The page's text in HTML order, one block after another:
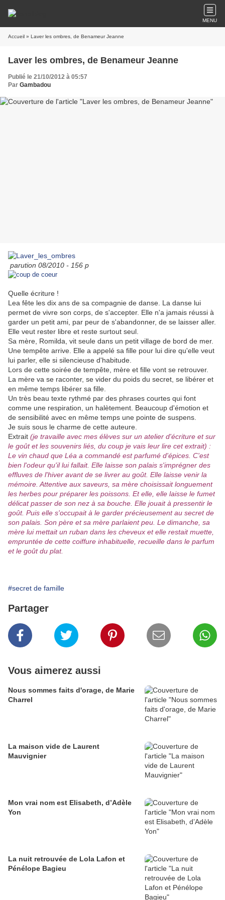
MENU
Accueil » Laver les ombres, de Benameur Jeanne
Laver les ombres, de Benameur Jeanne
Publié le 21/10/2012 à 05:57
Par Gambadou
parution 08/2010 - 156 p
Quelle écriture !
Lea fête les dix ans de sa compagnie de danse. La danse lui
permet de vivre son corps, de s'accepter. Elle n'a jamais réussi à
garder un petit ami, par peur de s'abandonner, de se laisser aller.
Elle veut rester libre et reste surtout seul.
Sa mère, Romilda, vit seule dans un petit village de bord de mer.
Une tempête arrive. Elle a appelé sa fille pour lui dire qu'elle veut
lui parler, elle si silencieuse d'habitude.
Lors de cette soirée de tempête, mère et fille vont se retrouver.
La mère va se raconter, se vider du poids du secret, se libérer et
en même temps libérer sa fille.
Un très beau texte rythmé par des phrases courtes qui font
comme une respiration, un halètement. Beaucoup d'émotion et
de sensibilité avec en même temps une pointe de suspens.
Je suis sous le charme de cette auteure.
Extrait (je travaille avec mes élèves sur un atelier d'écriture et sur
le goût et les souvenirs liés, du coup je vais leur lire cet extrait) :
Le vin chaud que Léa a commandé est parfumé d'épices. C'est
bien l'odeur qu'il lui fallait. Elle laisse son palais s'imprégner des
effluves de l'hiver avant de se livrer au goût. Elle laisse venir la
mémoire. Attentive aux saveurs, sa mère choisissait longuement
les herbes pour préparer les poissons. Et elle, elle laisse le fumet
délicat passer de son nez à sa bouche. Elle jouait à pressentir le
goût. Puis elle s'occupait à le garder précieusement au secret de
son palais. Son père et sa mère parlaient peu. Le dimanche, sa
mère lui mettait un ruban dans les cheveux et elle restait muette,
empruntée de cette coiffure inhabituelle, recueille dans le parfum
et le goût du plat.
#secret de famille
Partager
Vous aimerez aussi
Nous sommes faits d'orage, de Marie
Charrel
La maison vide de Laurent
Mauvignier
Mon vrai nom est Elisabeth, d’Adèle
Yon
La nuit retrouvée de Lola Lafon et
Pénélope Bagieu